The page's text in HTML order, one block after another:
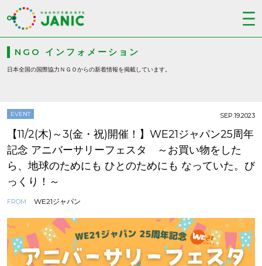
NGO インフォメーション
日本全国の国際協力ＮＧＯからの新着情報を掲載しています。
EVENT
【11/2(木)～3(金・祝)開催！】WE21ジャパン25周年
記念 アニバーサリーフェスタ ～お買い物をした
ら、地球のためにも ひとのためにも なっていた。び
っくり！～
FROM WE21ジャパン
SEP.19.2023